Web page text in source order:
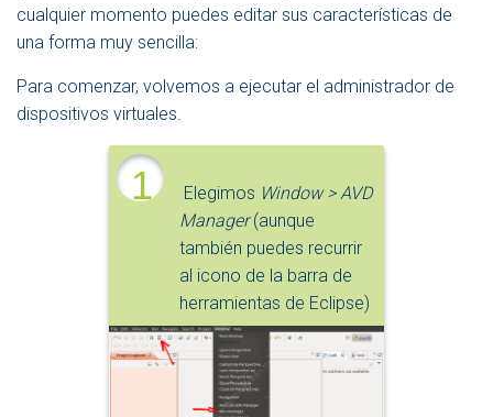
cualquier momento puedes editar sus características de
una forma muy sencilla:
Para comenzar, volvemos a ejecutar el administrador de
dispositivos virtuales.
1 Elegimos Window > AVD
Manager(aunque
también puedes recurrir
al icono de la barra de
herramientas de Eclipse)